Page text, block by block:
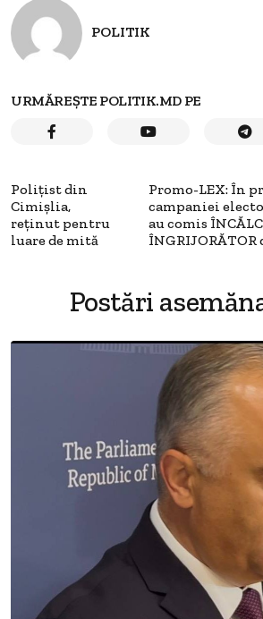
POLITIK
URMĂREȘTE POLITIK.MD PE
Poliţist din
Cimişlia,
reținut pentru
luare de mită
Promo-LEX: În
campaniei
au comis
ÎNGRIJORĂTOR
Postări